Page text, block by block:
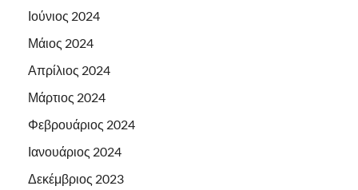
Ιούνιος 2024
Μάιος 2024
Απρίλιος 2024
Μάρτιος 2024
Φεβρουάριος 2024
Ιανουάριος 2024
Δεκέμβριος 2023